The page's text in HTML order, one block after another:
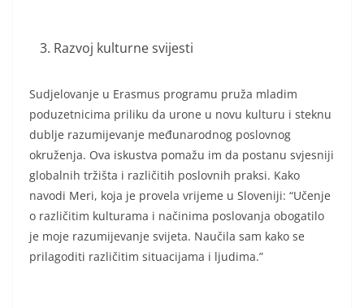
Razvoj kulturne svijesti
Sudjelovanje u Erasmus programu pruža mladim
poduzetnicima priliku da urone u novu kulturu i steknu
dublje razumijevanje međunarodnog poslovnog
okruženja. Ova iskustva pomažu im da postanu svjesniji
globalnih tržišta i različitih poslovnih praksi. Kako
navodi Meri, koja je provela vrijeme u Sloveniji: “Učenje
o različitim kulturama i načinima poslovanja obogatilo
je moje razumijevanje svijeta. Naučila sam kako se
prilagoditi različitim situacijama i ljudima.”